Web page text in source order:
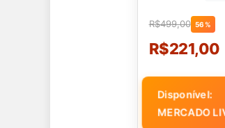
R$499,00 56%
R$221,00
Disponível:
MERCADO